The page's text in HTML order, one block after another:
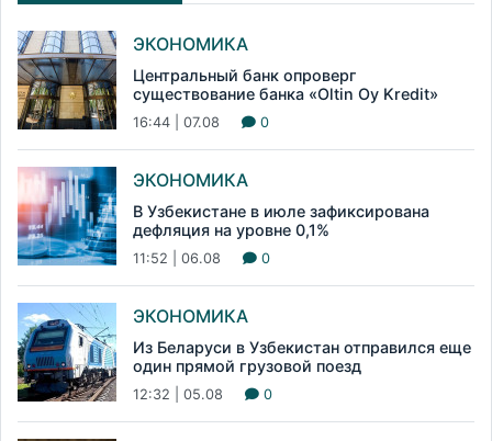
ЭКОНОМИКА
Центральный банк опроверг
существование банка «Oltin Oy Kredit»
16:44 | 07.08 0
ЭКОНОМИКА
В Узбекистане в июле зафиксирована
дефляция на уровне 0,1%
11:52 | 06.08 0
ЭКОНОМИКА
Из Беларуси в Узбекистан отправился еще
один прямой грузовой поезд
12:32 | 05.08 0